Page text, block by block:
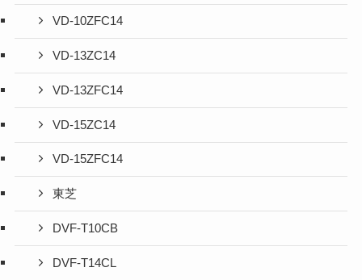
VD-10ZFC14
VD-13ZC14
VD-13ZFC14
VD-15ZC14
VD-15ZFC14
東芝
DVF-T10CB
DVF-T14CL